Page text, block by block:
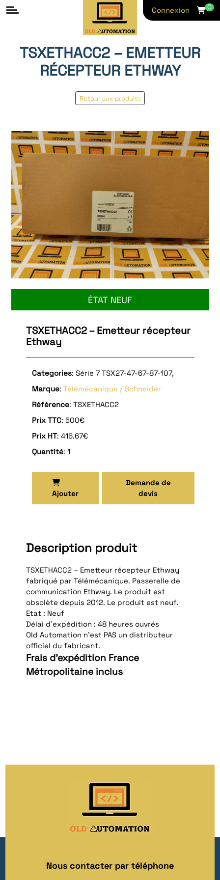
Connexion 0
TSXETHACC2 – EMETTEUR
RÉCEPTEUR ETHWAY
Retour aux produits
ÉTAT NEUF
TSXETHACC2 – Emetteur récepteur
Ethway
Categories: Série 7 TSX27-47-67-87-107,
Marque: Télémécanique / Schneider
Référence: TSXETHACC2
Prix TTC: 500€
Prix HT: 416.67€
Quantité: 1
Ajouter
Demande de
devis
Description produit
TSXETHACC2 – Emetteur récepteur Ethway
fabriqué par Télémécanique. Passerelle de
communication Ethway. Le produit est
obsolète depuis 2012. Le produit est neuf.
Etat : Neuf
Délai d'expédition : 48 heures ouvrés
Old Automation n'est PAS un distributeur
officiel du fabricant.
Frais d'expédition France
Métropolitaine inclus
Nous contacter par téléphone